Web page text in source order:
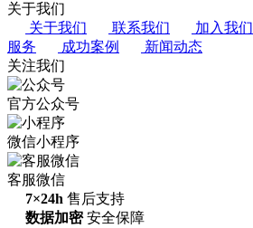
关于我们
关于我们
联系我们 加入我们
服务
成功案例
新闻动态
关注我们
官方公众号
微信小程序
客服微信
7×24h 售后支持
数据加密安全保障